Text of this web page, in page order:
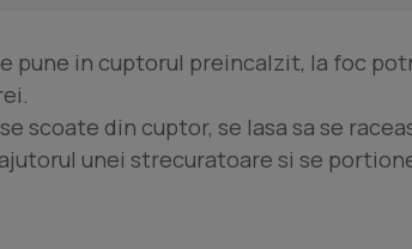
pune in cuptorul preincalzit, la foc
scoate din cuptor, se lasa sa se
unei strecuratoare si se